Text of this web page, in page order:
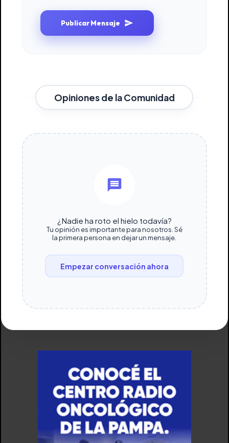
Publicar Mensaje
Opiniones de la Comunidad
¿Nadie ha roto el hielo todavía?
Tu opinión es importante para nosotros. Sé
la primera persona en dejar un mensaje.
Empezar conversación ahora